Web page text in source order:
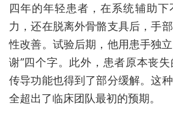
四年的年轻患者，在系统辅助
力，还在脱离外骨骼支具后，手
性改善。试验后期，他用患手独立
谢”四个字。此外，患者原本丧
传导功能也得到了部分缓解。这
全超出了临床团队最初的预期。